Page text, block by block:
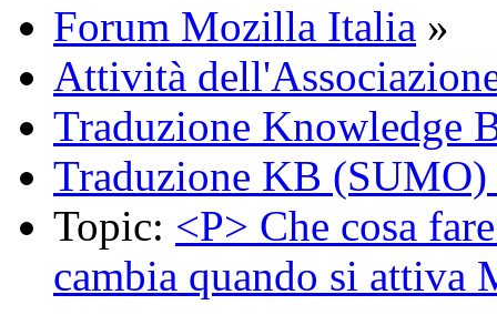
Forum Mozilla Italia »
Attività
Traduzione Knowledge
Traduzione KB
Topic: <P> Che cosa
cambia quando si attiva